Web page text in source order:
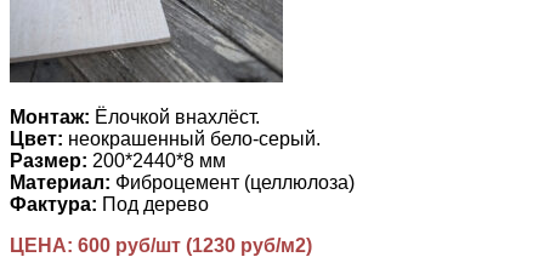
Монтаж: Ёлочкой внахлёст.
Цвет: неокрашенный бело-серый.
Размер: 200*2440*8 мм
Материал: Фиброцемент (целлюлоза)
Фактура: Под дерево
ЦЕНА: 600 руб/шт (1230 руб/м2)